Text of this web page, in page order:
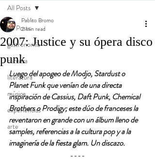
All Posts
gastronomía
cerveza
literatura
música
experiencias
arte
All Posts
2007: Justice y su ópera disco
punk
Pablito Bromo
2 min read
Luego del apogeo de Modjo, Stardust o
Planet Funk que venían de una directa
inspiración de Cassius, Daft Punk, Chemical
Brothers o Prodigy; este dúo de franceses la
reventaron en grande con un álbum lleno de
samples, referencias a la cultura pop y a la
imaginería de la fiesta glam. Un discazo.